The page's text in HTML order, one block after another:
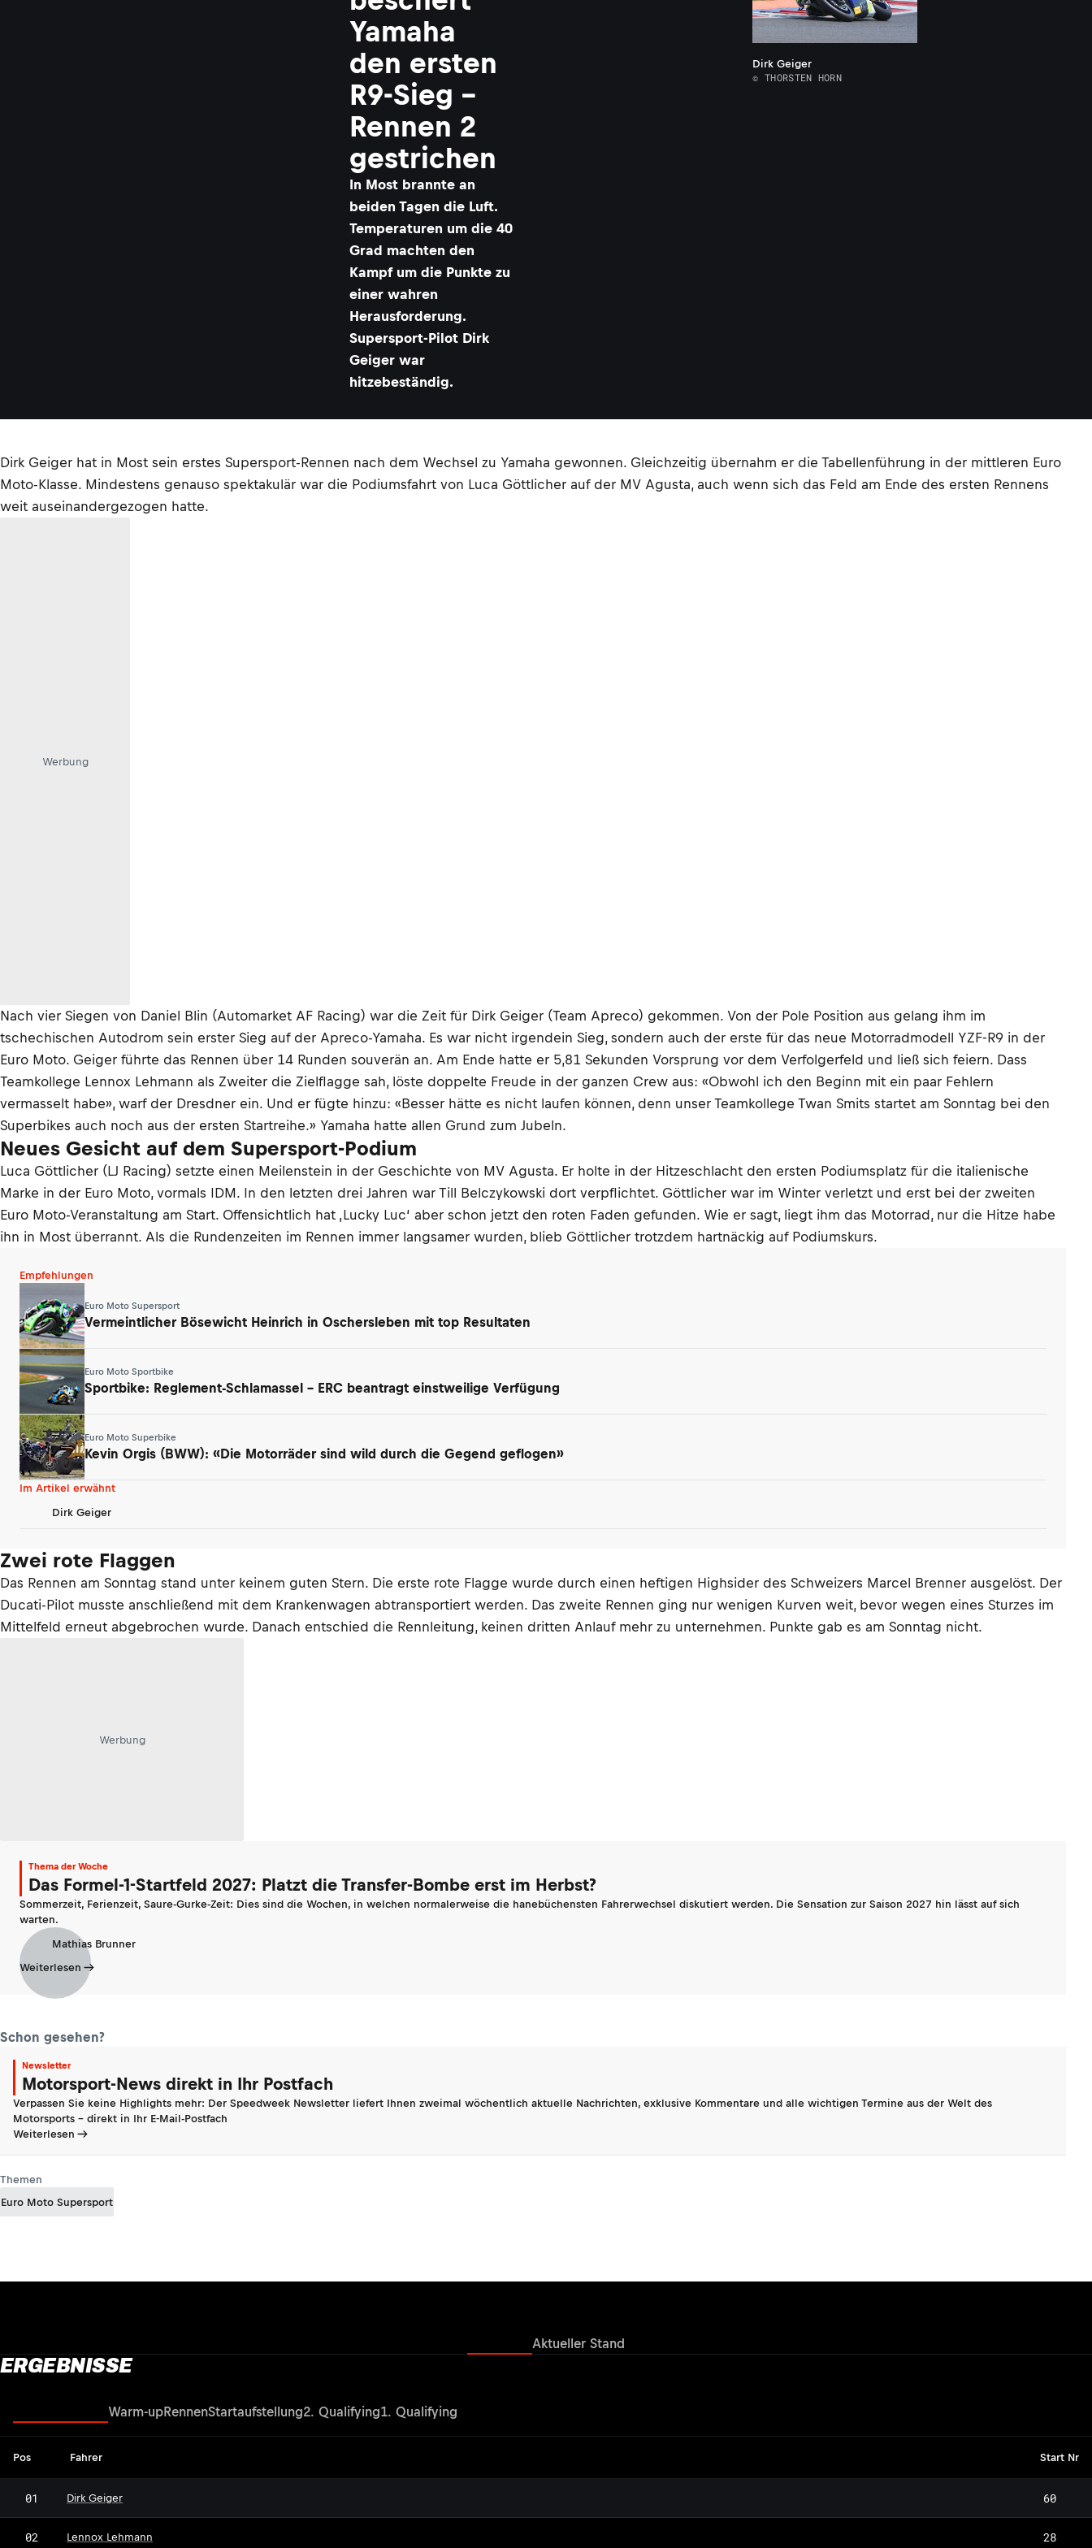
Yamaha
den ersten
R9-Sieg –
Rennen 2
gestrichen
In Most brannte an
beiden Tagen die Luft.
Temperaturen um die 40
Grad machten den
Kampf um die Punkte zu
einer wahren
Herausforderung.
Supersport-Pilot Dirk
Geiger war
hitzebeständig.
Dirk Geiger
© THORSTEN HORN
Dirk Geiger hat in Most sein erstes Supersport-Rennen nach dem Wechsel zu Yamaha gewonnen. Gleichzeitig übernahm er die Tabellenführung in der mittleren Euro
Moto-Klasse. Mindestens genauso spektakulär war die Podiumsfahrt von Luca Göttlicher auf der MV Agusta, auch wenn sich das Feld am Ende des ersten Rennens
weit auseinandergezogen hatte.
Werbung
Nach vier Siegen von Daniel Blin (Automarket AF Racing) war die Zeit für Dirk Geiger (Team Apreco) gekommen. Von der Pole Position aus gelang ihm im
tschechischen Autodrom sein erster Sieg auf der Apreco-Yamaha. Es war nicht irgendein Sieg, sondern auch der erste für das neue Motorradmodell YZF-R9 in der
Euro Moto. Geiger führte das Rennen über 14 Runden souverän an. Am Ende hatte er 5,81 Sekunden Vorsprung vor dem Verfolgerfeld und ließ sich feiern. Dass
Teamkollege Lennox Lehmann als Zweiter die Zielflagge sah, löste doppelte Freude in der ganzen Crew aus: «Obwohl ich den Beginn mit ein paar Fehlern
vermasselt habe», warf der Dresdner ein. Und er fügte hinzu: «Besser hätte es nicht laufen können, denn unser Teamkollege Twan Smits startet am Sonntag bei den
Superbikes auch noch aus der ersten Startreihe.» Yamaha hatte allen Grund zum Jubeln.
Neues Gesicht auf dem Supersport-Podium
Luca Göttlicher (LJ Racing) setzte einen Meilenstein in der Geschichte von MV Agusta. Er holte in der Hitzeschlacht den ersten Podiumsplatz für die italienische
Marke in der Euro Moto, vormals IDM. In den letzten drei Jahren war Till Belczykowski dort verpflichtet. Göttlicher war im Winter verletzt und erst bei der zweiten
Euro Moto-Veranstaltung am Start. Offensichtlich hat ‚Lucky Luc‘ aber schon jetzt den roten Faden gefunden. Wie er sagt, liegt ihm das Motorrad, nur die Hitze habe
ihn in Most überrannt. Als die Rundenzeiten im Rennen immer langsamer wurden, blieb Göttlicher trotzdem hartnäckig auf Podiumskurs.
Empfehlungen
Euro Moto Supersport
Vermeintlicher Bösewicht Heinrich in Oschersleben mit top Resultaten
Euro Moto Sportbike
Sportbike: Reglement-Schlamassel – ERC beantragt einstweilige Verfügung
Euro Moto Superbike
Kevin Orgis (BWW): «Die Motorräder sind wild durch die Gegend geflogen»
Im Artikel erwähnt
Dirk Geiger
Zwei rote Flaggen
Das Rennen am Sonntag stand unter keinem guten Stern. Die erste rote Flagge wurde durch einen heftigen Highsider des Schweizers Marcel Brenner ausgelöst. Der
Ducati-Pilot musste anschließend mit dem Krankenwagen abtransportiert werden. Das zweite Rennen ging nur wenigen Kurven weit, bevor wegen eines Sturzes im
Mittelfeld erneut abgebrochen wurde. Danach entschied die Rennleitung, keinen dritten Anlauf mehr zu unternehmen. Punkte gab es am Sonntag nicht.
Werbung
Thema der Woche
Das Formel-1-Startfeld 2027: Platzt die Transfer-Bombe erst im Herbst?
Sommerzeit, Ferienzeit, Saure-Gurke-Zeit: Dies sind die Wochen, in welchen normalerweise die hanebüchensten Fahrerwechsel diskutiert werden. Die Sensation zur Saison 2027 hin lässt auf sich
warten.
Mathias Brunner
Weiterlesen
Schon gesehen?
Newsletter
Motorsport-News direkt in Ihr Postfach
Verpassen Sie keine Highlights mehr: Der Speedweek Newsletter liefert Ihnen zweimal wöchentlich aktuelle Nachrichten, exklusive Kommentare und alle wichtigen Termine aus der Welt des
Motorsports - direkt in Ihr E-Mail-Postfach
Weiterlesen
Themen
Euro Moto Supersport
Aktueller Stand
ERGEBNISSE
Warm-upRennenStartaufstellung2. Qualifying1. Qualifying
Pos Fahrer Start Nr
01 Dirk Geiger 60
02 Lennox Lehmann 28